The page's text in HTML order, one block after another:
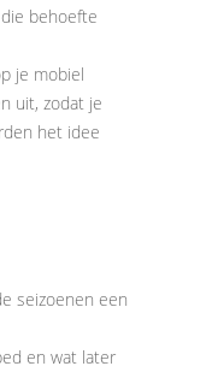
behoefte
je mobiel
uit, zodat je
het idee
seizoenen een
en wat later